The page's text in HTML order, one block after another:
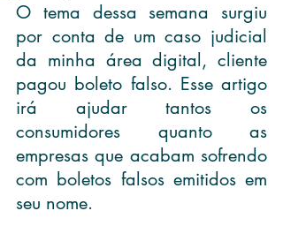
O tema dessa semana surgiu
por conta de um caso judicial
da minha área digital, cliente
pagou boleto falso. Esse artigo
irá ajudar tantos os
consumidores quanto as
empresas que acabam sofrendo
com boletos falsos emitidos em
seu nome.